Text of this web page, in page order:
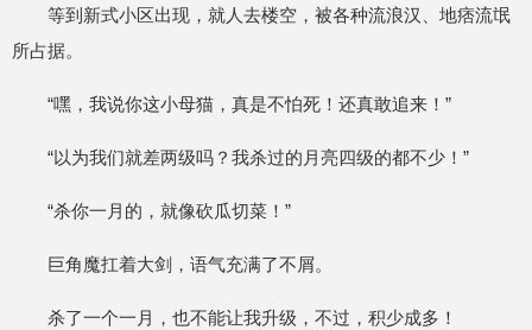
等到新式小区出现，就人去楼空，被各种流浪汉、地痞流氓
所占据。
“嘿，我说你这小母猫，真是不怕死！还真敢追来！”
“以为我们就差两级吗？我杀过的月亮四级的都不少！”
“杀你一月的，就像砍瓜切菜！”
巨角魔扛着大剑，语气充满了不屑。
杀了一个一月，也不能让我升级，不过，积少成多！